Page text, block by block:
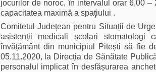
jocurilor de noroc, în intervalul orar 6,00 –
capacitatea maximă a spaţiului .
Comitetul Județean pentru Situații de
asistenții medicali școlari stomatologi
învățământ din municipiul Pitești să fie
05.11.2020, la Direcția de Sănătate
personalul implicat în desfășurarea